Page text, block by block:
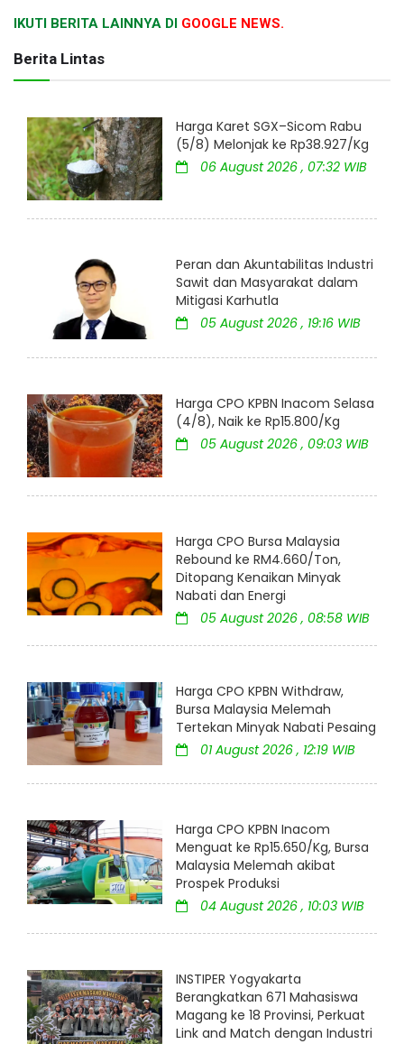
IKUTI BERITA LAINNYA DI GOOGLE NEWS.
Berita Lintas
Harga Karet SGX–Sicom Rabu
(5/8) Melonjak ke Rp38.927/Kg
06 August 2026 , 07:32 WIB
Peran dan Akuntabilitas Industri
Sawit dan Masyarakat dalam
Mitigasi Karhutla
05 August 2026 , 19:16 WIB
Harga CPO KPBN Inacom Selasa
(4/8), Naik ke Rp15.800/Kg
05 August 2026 , 09:03 WIB
Harga CPO Bursa Malaysia
Rebound ke RM4.660/Ton,
Ditopang Kenaikan Minyak
Nabati dan Energi
05 August 2026 , 08:58 WIB
Harga CPO KPBN Withdraw,
Bursa Malaysia Melemah
Tertekan Minyak Nabati Pesaing
01 August 2026 , 12:19 WIB
Harga CPO KPBN Inacom
Menguat ke Rp15.650/Kg, Bursa
Malaysia Melemah akibat
Prospek Produksi
04 August 2026 , 10:03 WIB
INSTIPER Yogyakarta
Berangkatkan 671 Mahasiswa
Magang ke 18 Provinsi, Perkuat
Link and Match dengan Industri